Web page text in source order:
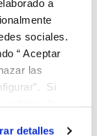
a
sociales.
“ Aceptar
las
Si
detalles